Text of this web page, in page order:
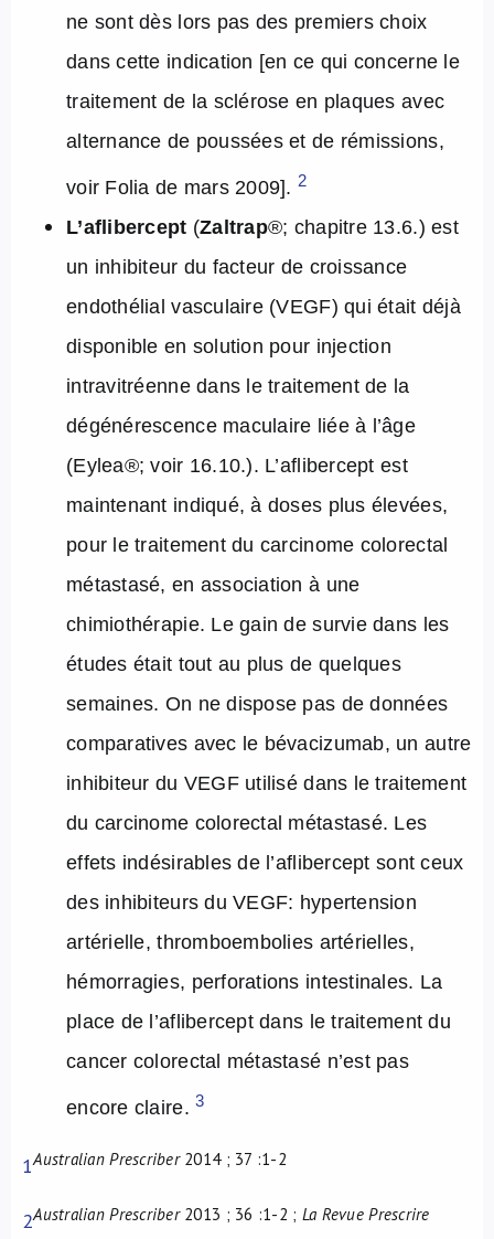
ne sont dès lors pas des premiers choix
dans cette indication [en ce qui concerne le
traitement de la sclérose en plaques avec
alternance de poussées et de rémissions,
voir Folia de mars 2009].2
L’aflibercept (Zaltrap®; chapitre 13.6.) est
un inhibiteur du facteur de croissance
endothélial vasculaire (VEGF) qui était déjà
disponible en solution pour injection
intravitréenne dans le traitement de la
dégénérescence maculaire liée à l’âge
(Eylea®; voir 16.10.). L’aflibercept est
maintenant indiqué, à doses plus élevées,
pour le traitement du carcinome colorectal
métastasé, en association à une
chimiothérapie. Le gain de survie dans les
études était tout au plus de quelques
semaines. On ne dispose pas de données
comparatives avec le bévacizumab, un autre
inhibiteur du VEGF utilisé dans le traitement
du carcinome colorectal métastasé. Les
effets indésirables de l’aflibercept sont ceux
des inhibiteurs du VEGF: hypertension
artérielle, thromboembolies artérielles,
hémorragies, perforations intestinales. La
place de l’aflibercept dans le traitement du
cancer colorectal métastasé n’est pas
encore claire.3
1Australian Prescriber2014 ; 37 :1-2
2Australian Prescriber2013 ; 36 :1-2 ; La Revue Prescrire